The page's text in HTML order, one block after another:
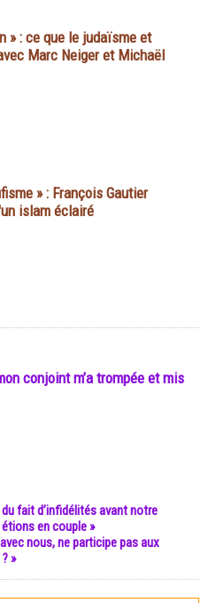
» : ce que le judaïsme et
Marc Neiger et Michaël
» : François Gautier
islam éclairé
conjoint m’a trompée et mis
fait d’infidélités avant notre
en couple »
nous, ne participe pas aux
»